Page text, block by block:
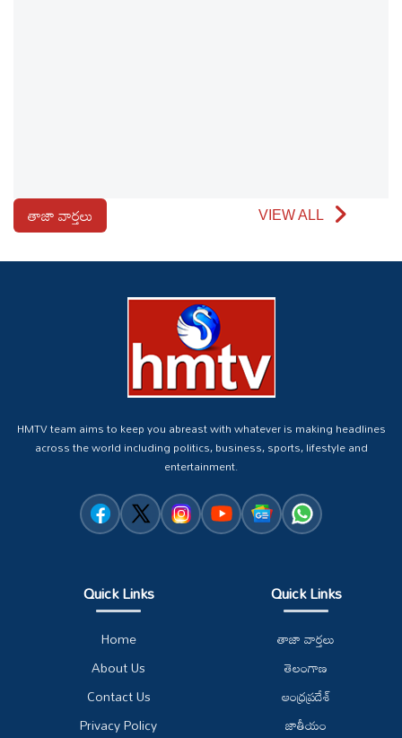
తాజా వార్తలు VIEW ALL
HMTV team aims to keep you abreast with whatever is making headlines
across the world including politics, business, sports, lifestyle and
entertainment.
Quick Links
Home
About Us
Contact Us
Privacy Policy
Quick Links
తాజా వార్తలు
తెలంగాణ
ఆంధ్రప్రదేశ్
జాతీయం